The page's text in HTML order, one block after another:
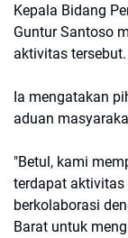
Kepala Bidang
Guntur Santoso
aktivitas tersebut.
Ia mengatakan
aduan
"Betul, kami
terdapat
berkolaborasi
Barat untuk